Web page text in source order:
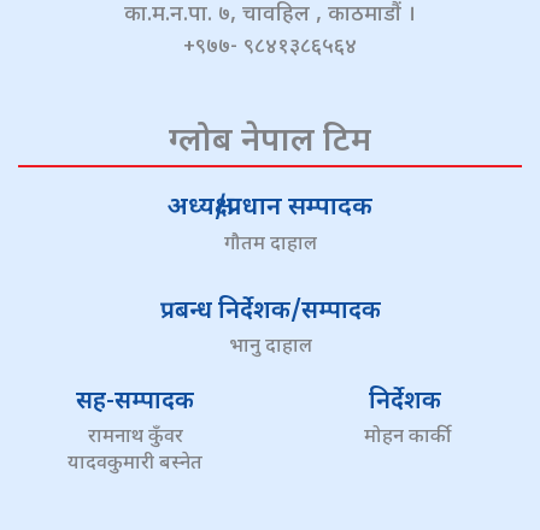
का.म.न.पा. ७, चावहिल , काठमाडौं ।
+९७७- ९८४१३८६५६४
ग्लोब नेपाल टिम
अध्यक्ष/प्रधान सम्पादक
गौतम दाहाल
प्रबन्ध निर्देशक/सम्पादक
भानु दाहाल
सह-सम्पादक
रामनाथ कुँवर
यादवकुमारी बस्नेत
निर्देशक
मोहन कार्की